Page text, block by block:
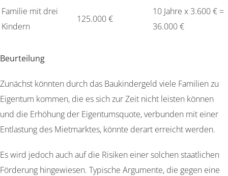
Familie mit drei
Kindern
125.000 €
10 Jahre x 3.600 € =
36.000 €
Beurteilung
Zunächst könnten durch das Baukindergeld viele Familien zu
Eigentum kommen, die es sich zur Zeit nicht leisten können
und die Erhöhung der Eigentumsquote, verbunden mit einer
Entlastung des Mietmarktes, könnte derart erreicht werden.
Es wird jedoch auch auf die Risiken einer solchen staatlichen
Förderung hingewiesen. Typische Argumente, die gegen eine